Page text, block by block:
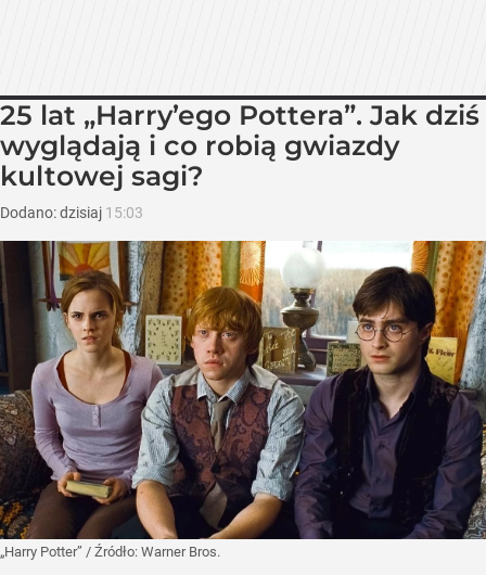
25 lat „Harry’ego Pottera”. Jak dziś
wyglądają i co robią gwiazdy
kultowej sagi?
Dodano:dzisiaj 15:03
„Harry Potter” / Źródło: Warner Bros.